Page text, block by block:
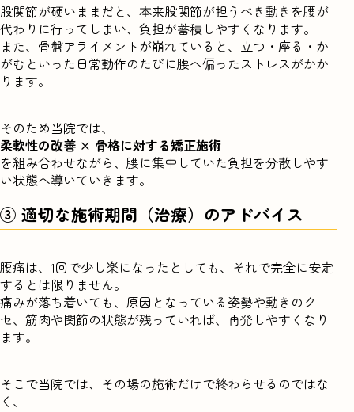
股関節が硬いままだと、本来股関節が担うべき動きを腰が
代わりに行ってしまい、負担が蓄積しやすくなります。
また、骨盤アライメントが崩れていると、立つ・座る・か
がむといった日常動作のたびに腰へ偏ったストレスがかか
ります。
そのため当院では、
柔軟性の改善 × 骨格に対する矯正施術
を組み合わせながら、腰に集中していた負担を分散しやす
い状態へ導いていきます。
③ 適切な施術期間（治療）のアドバイス
腰痛は、1回で少し楽になったとしても、それで完全に安定
するとは限りません。
痛みが落ち着いても、原因となっている姿勢や動きのク
セ、筋肉や関節の状態が残っていれば、再発しやすくなり
ます。
そこで当院では、その場の施術だけで終わらせるのではな
く、